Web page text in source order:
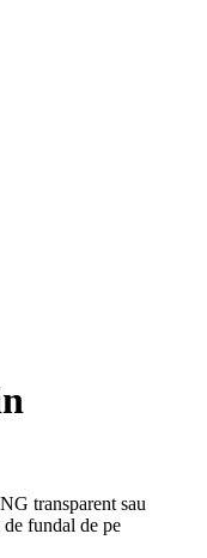
transparent sau
fundal de pe